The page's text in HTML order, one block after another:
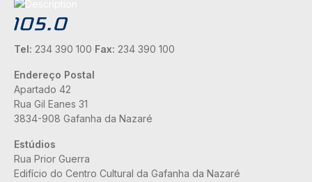
Tel: 234 390 100 Fax: 234 390 100
Endereço Postal
Apartado 42
Rua Gil Eanes 31
3834-908 Gafanha da Nazaré
Estúdios
Rua Prior Guerra
Edifício do Centro Cultural da Gafanha da Nazaré